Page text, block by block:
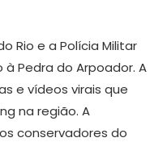
Rio e a Polícia Militar
Pedra do Arpoador. A
e vídeos virais que
na região. A
conservadores do